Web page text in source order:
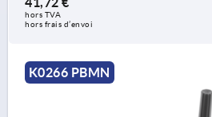
hors TVA
hors frais d’envoi
K0266 PBMN